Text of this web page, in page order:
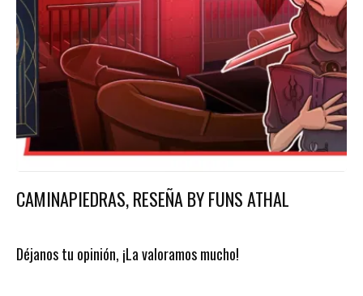
CAMINAPIEDRAS, RESEÑA BY FUNS ATHAL
Déjanos tu opinión, ¡La valoramos mucho!